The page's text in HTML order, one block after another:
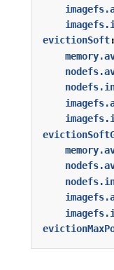
evictionSoft: